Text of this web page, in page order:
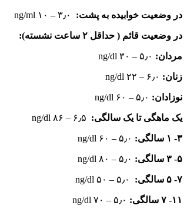
در وضعیت خوابیده به پشت: ۳٫۰ – ۱۰ ng/ml
در وضعیت قائم ( حداقل ۲ ساعت نشسته):
مردان:
زنان:
نوزادان:
یک ماهگی تا یک سالگی: ۶٫۵ – ۸۶ ng/dl
۳- ۱ سالگی:
۵- ۳ سالگی: ۵٫۰ – ۸۰ ng/dl
۷- ۵ سالگی:
۱۱- ۷ سالگی: ۵٫۰ – ۷۰ ng/dl